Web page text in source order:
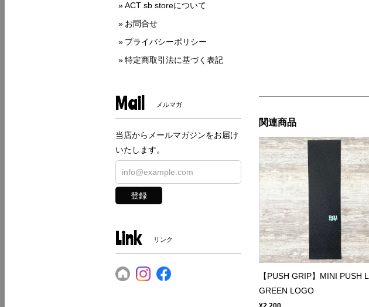
関連商品
【PUSH GRIP】MINI PUSH L
GREEN LOGO
ACT sb storeについて
お問合せ
プライバシーポリシー
特定商取引法に基づく表記
Mail メルマガ
当店からメールマガジンをお届け
いたします。
登録
Link リンク